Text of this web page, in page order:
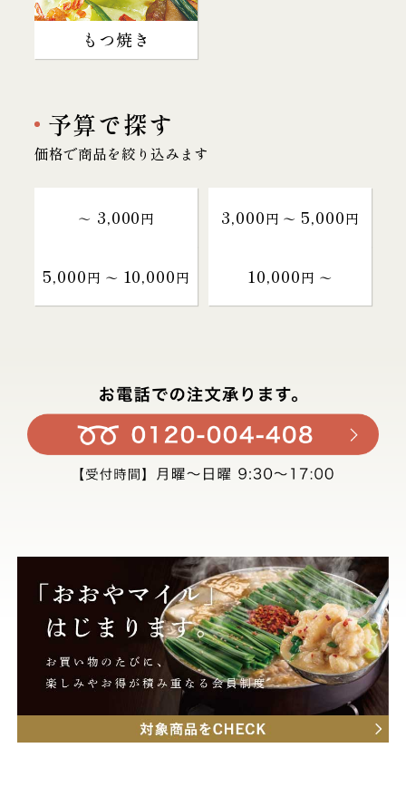
もつ焼き
予算で探す
価格で商品を絞り込みます
～ 3,000円 3,000円 〜 5,000円
5,000円 〜 10,000円 10,000円 〜